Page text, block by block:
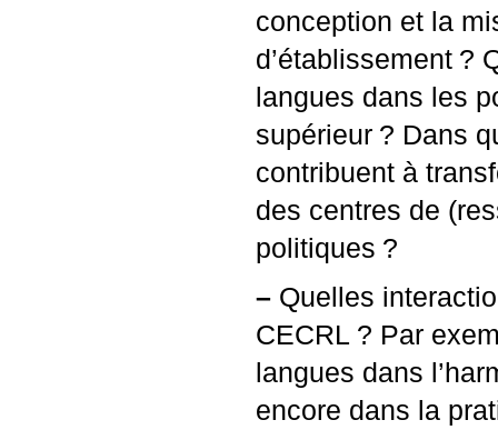
conception et la
d’établissement ?
langues dans les
supérieur ? Dans
contribuent à
des centres de
politiques ?
– Quelles
CECRL ? Par
langues dans
encore dans la